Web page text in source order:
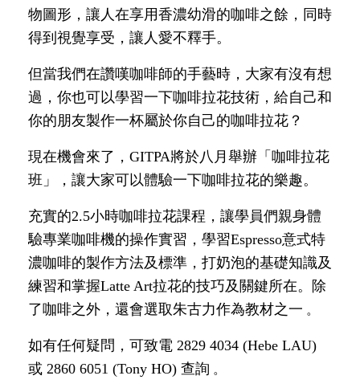
物圖形，讓人在享用香濃幼滑的咖啡之餘，同時
得到視覺享受，讓人愛不釋手。
但當我們在讚嘆咖啡師的手藝時，大家有沒有想
過，你也可以學習一下咖啡拉花技術，給自己和
你的朋友製作一杯屬於你自己的咖啡拉花？
現在機會來了，GITPA將於八月舉辦「咖啡拉花
班」，讓大家可以體驗一下咖啡拉花的樂趣。
充實的2.5小時咖啡拉花課程，讓學員們親身體
驗專業咖啡機的操作實習，學習Espresso意式特
濃咖啡的製作方法及標準，打奶泡的基礎知識及
練習和掌握Latte Art拉花的技巧及關鍵所在。除
了咖啡之外，還會選取朱古力作為教材之一 。
如有任何疑問，可致電 2829 4034 (Hebe LAU)
或 2860 6051 (Tony HO) 查詢 。